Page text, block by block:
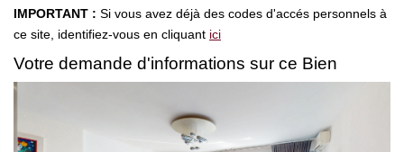
IMPORTANT : Si vous avez déjà des codes d'accés personnels à
ce site, identifiez-vous en cliquant ici
Votre demande d'informations sur ce Bien